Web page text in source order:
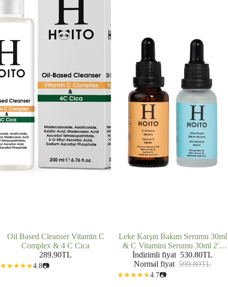
Oil Based Cleanser Vitamin C
Complex & 4 C Cica
289.90TL
4.8📷
İNDIRIMDE
Leke Karşıtı Bakım Serumu 30ml
& C Vitamini Serumu 30ml 2'li
Set
İndirimli fiyat 530.80TL
Normal fiyat 590.80TL
4.7📷